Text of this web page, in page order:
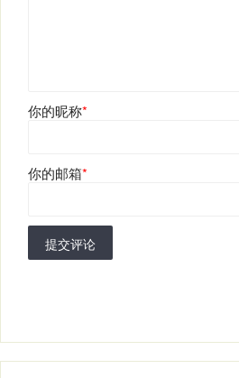
你的昵称*
你的邮箱*
提交评论